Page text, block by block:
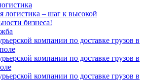
логистика – шаг к высокой
бизнеса!
компании по доставке грузов в
компании по доставке грузов в
компании по доставке грузов в